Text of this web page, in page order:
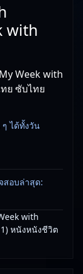
with
Week with
ย ซับไทย
ได้ทั้งวัน
อบล่าสุด:
with
หนังหนังชีวิต